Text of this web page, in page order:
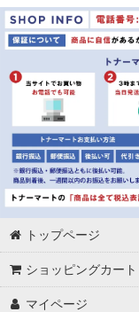
トップページ
ショッピングカート
マイページ